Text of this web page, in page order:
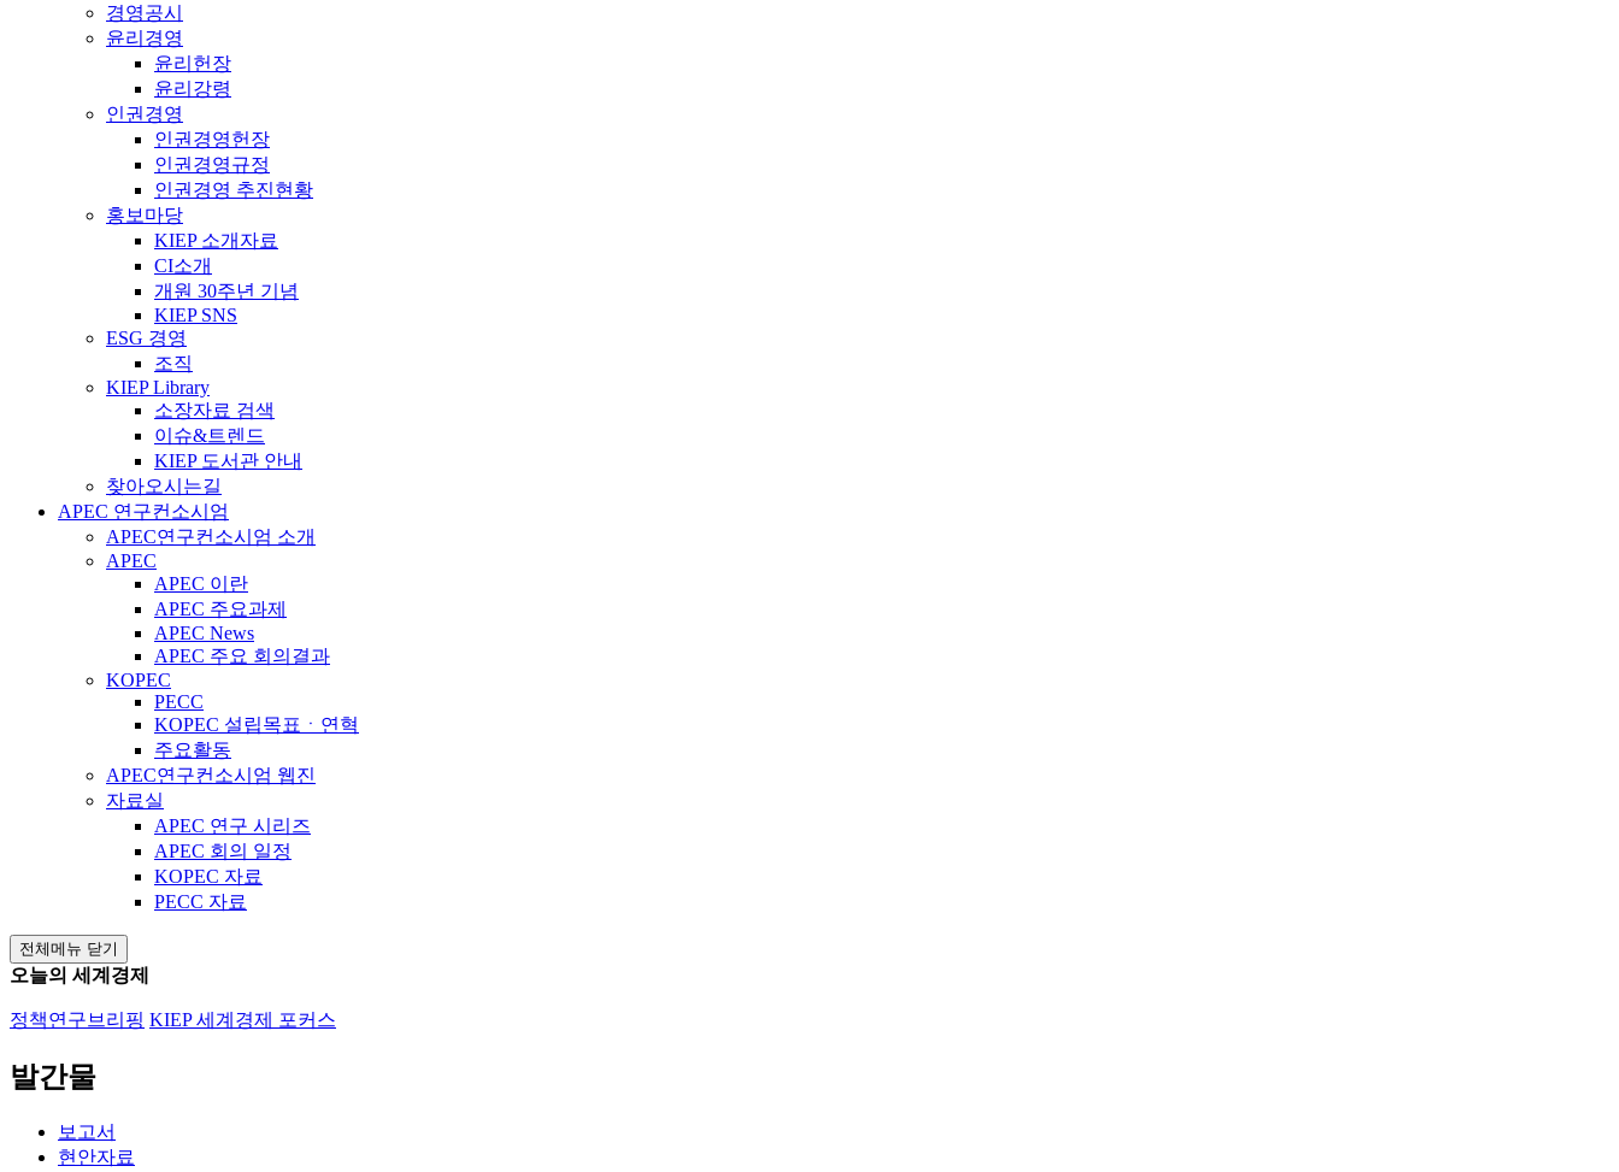
경영공시
윤리경영
윤리헌장
윤리강령
인권경영
인권경영헌장
인권경영규정
인권경영 추진현황
홍보마당
KIEP 소개자료
CI소개
개원 30주년 기념
KIEP SNS
ESG 경영
조직
KIEP Library
소장자료 검색
이슈&트렌드
KIEP 도서관 안내
찾아오시는길
APEC 연구컨소시엄
APEC연구컨소시엄 소개
APEC
APEC 이란
APEC 주요과제
APEC News
APEC 주요 회의결과
KOPEC
PECC
KOPEC 설립목표ㆍ연혁
주요활동
APEC연구컨소시엄 웹진
자료실
APEC 연구 시리즈
APEC 회의 일정
KOPEC 자료
PECC 자료
전체메뉴 닫기
오늘의 세계경제
정책연구브리핑 KIEP 세계경제 포커스
발간물
보고서
현안자료